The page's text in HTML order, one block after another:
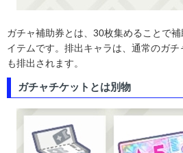
ガチャ補助券とは、30枚集めることで
イテムです。排出キャラは、通常のガ
も排出されます。
ガチャチケットとは別物